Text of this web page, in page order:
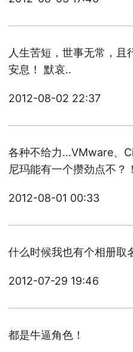
人生苦短，世事无常，且
安息！ 默哀..
2012-08-02 22:37
各种不给力…VMware、
尼玛能有一个攒劲点不？！
2012-08-01 00:33
什么时候我也有个相册取
2012-07-29 19:46
都是牛逼角色！